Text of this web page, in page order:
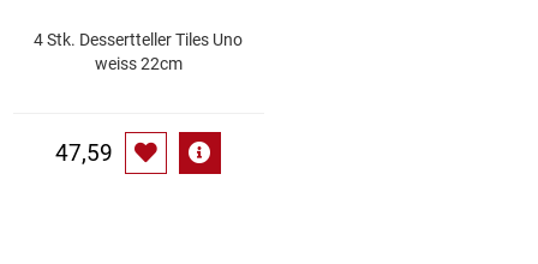
4 Stk. Dessertteller Tiles Uno
weiss 22cm
47,59